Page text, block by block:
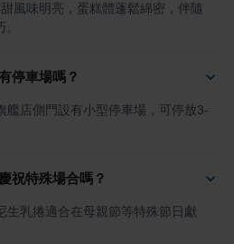
風味明亮，蛋糕體蓬鬆綿密，伴隨
停車場嗎？
艦店側門設有小型停車場，可停放3-
祝特殊場合嗎？
生乳捲適合在母親節等特殊節日獻